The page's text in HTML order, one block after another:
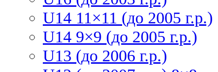
U14 11×11 (до 2005 г.р.)
U14 9×9 (до 2005 г.р.)
U13 (до 2006 г.р.)